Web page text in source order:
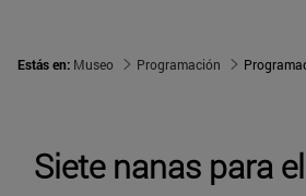
Estás en: Museo Programación
Siete nanas para el